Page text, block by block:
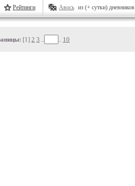
Рейтинги Авось из (+ сутки) дневников
[1] 2 3 .. .. 10